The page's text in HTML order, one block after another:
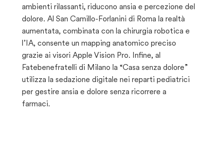
ambienti rilassanti, riducono ansia e percezione del
dolore. Al San Camillo-Forlanini di Roma la realtà
aumentata, combinata con la chirurgia robotica e
l’IA, consente un mapping anatomico preciso
grazie ai visori Apple Vision Pro. Infine, al
Fatebenefratelli di Milano la “Casa senza dolore”
utilizza la sedazione digitale nei reparti pediatrici
per gestire ansia e dolore senza ricorrere a
farmaci.